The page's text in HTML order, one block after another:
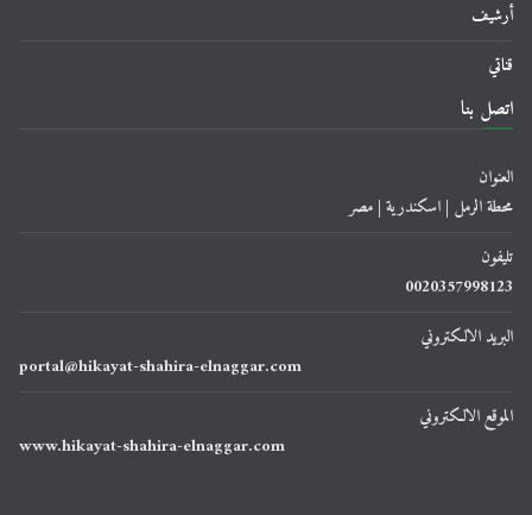
أرشيف
قناتي
اتصل بنا
العنوان
محطة الرمل | اسكندرية | مصر
تليفون
0020357998123
البريد الالكتروني
portal@hikayat-shahira-elnaggar.com
الموقع الالكتروني
www.hikayat-shahira-elnaggar.com